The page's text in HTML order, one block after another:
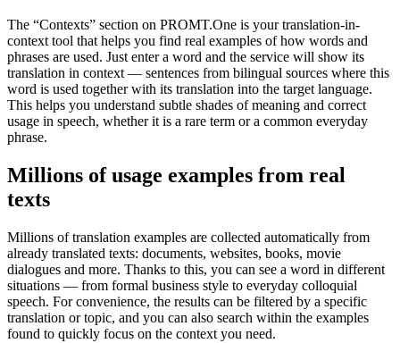
The “Contexts” section on PROMT.One is your translation-in-
context tool that helps you find real examples of how words and
phrases are used. Just enter a word and the service will show its
translation in context — sentences from bilingual sources where this
word is used together with its translation into the target language.
This helps you understand subtle shades of meaning and correct
usage in speech, whether it is a rare term or a common everyday
phrase.
Millions of usage examples from real
texts
Millions of translation examples are collected automatically from
already translated texts: documents, websites, books, movie
dialogues and more. Thanks to this, you can see a word in different
situations — from formal business style to everyday colloquial
speech. For convenience, the results can be filtered by a specific
translation or topic, and you can also search within the examples
found to quickly focus on the context you need.